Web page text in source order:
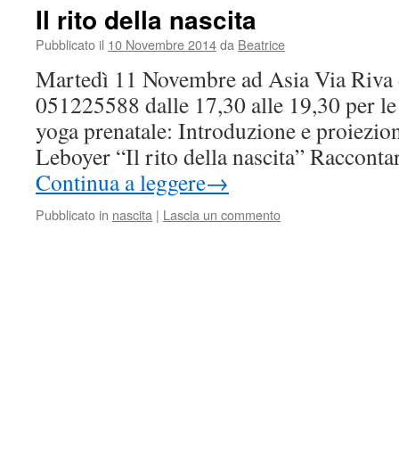
Il rito della nascita
Pubblicato il 10 Novembre 2014da Beatrice
Martedì 11 Novembre ad Asia Via
051225588 dalle 17,30 alle 19,30 per
yoga prenatale: Introduzione e
Leboyer “Il rito della nascita”
Continua a leggere→
Pubblicato in nascita | Lascia un commento